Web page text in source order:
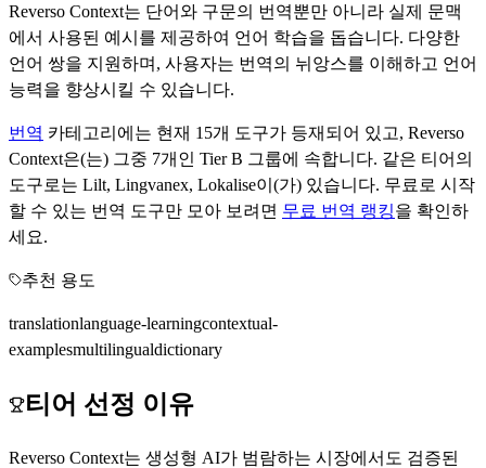
Reverso Context는 단어와 구문의 번역뿐만 아니라 실제 문맥
에서 사용된 예시를 제공하여 언어 학습을 돕습니다. 다양한
언어 쌍을 지원하며, 사용자는 번역의 뉘앙스를 이해하고 언어
능력을 향상시킬 수 있습니다.
번역 카테고리에는 현재 15개 도구가 등재되어 있고, Reverso
Context은(는) 그중 7개인 TierB 그룹에 속합니다. 같은 티어의
도구로는 Lilt, Lingvanex, Lokalise이(가) 있습니다. 무료로 시작
할 수 있는 번역 도구만 모아 보려면 무료 번역 랭킹을 확인하
세요.
추천 용도
translationlanguage-learningcontextual-
examplesmultilingualdictionary
티어 선정 이유
Reverso Context는 생성형 AI가 범람하는 시장에서도 검증된